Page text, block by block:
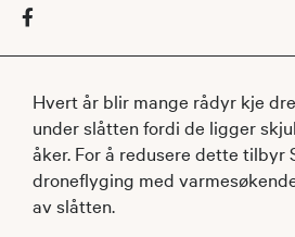
Hvert år blir mange rådyr kje
under slåtten fordi de ligger
åker. For å redusere dette tilbyr
droneflyging med
av slåtten.